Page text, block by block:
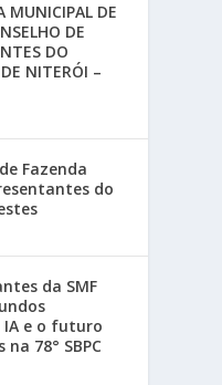
MUNICIPAL DE
DE
DO
NITERÓI –
Fazenda
do
da SMF
IA e o futuro
78° SBPC